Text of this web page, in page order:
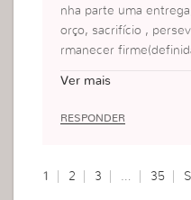
nha parte uma
orço, sacrifício ,
rmanecer
Ver mais
RESPONDER
1 2 3 … 35